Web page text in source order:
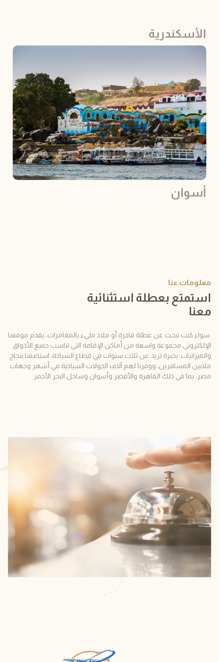
الأسكندرية
أسوان
معلومات عنا
استمتع بعطلة استثنائية
معنا
سواء كنت تبحث عن عطلة فاخرة أو ملاذ مليء بالمغامرات، يقدم موقعنا
الإلكتروني مجموعة واسعة من أماكن الإقامة التي تناسب جميع الأذواق
والميزانيات. بخبرة تزيد عن ثلاث سنوات في قطاع السياحة، استضفنا بنجاح
ملايين المسافرين، ووفرنا لهم آلاف الجولات السياحية في أشهر وجهات
مصر، بما في ذلك القاهرة والأقصر وأسوان وساحل البحر الأحمر .